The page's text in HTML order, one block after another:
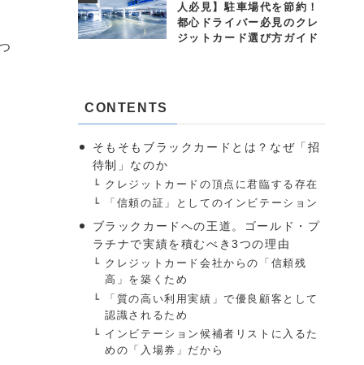
人必見】駐車場代を節約！
都心ドライバー必見のクレ
ジットカード選び方ガイド
CONTENTS
そもそもブラックカードとは？なぜ「招
待制」なのか
クレジットカードの頂点に君臨する存在
「信頼の証」としてのインビテーション
ブラックカードへの王道。ゴールド・プ
ラチナで実績を積むべき3つの理由
クレジットカード会社からの「信頼残
高」を築くため
「質の高い利用実績」で優良顧客として
認識されるため
インビテーション候補者リストに入るた
めの「入場券」だから